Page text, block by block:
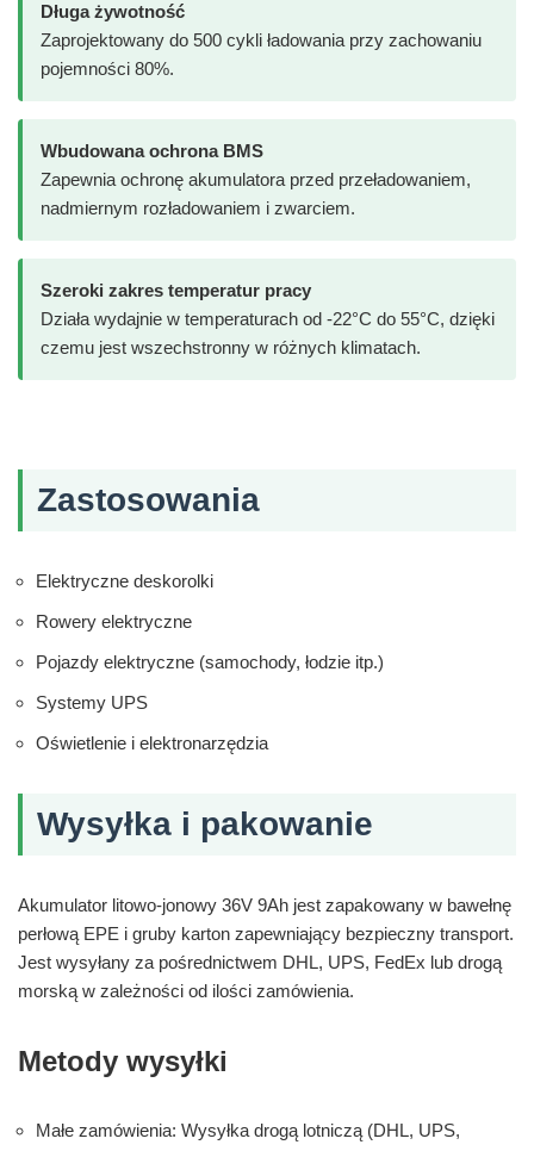
Długa żywotność
Zaprojektowany do 500 cykli ładowania przy zachowaniu
pojemności 80%.
Wbudowana ochrona BMS
Zapewnia ochronę akumulatora przed przeładowaniem,
nadmiernym rozładowaniem i zwarciem.
Szeroki zakres temperatur pracy
Działa wydajnie w temperaturach od -22°C do 55°C, dzięki
czemu jest wszechstronny w różnych klimatach.
Zastosowania
Elektryczne deskorolki
Rowery elektryczne
Pojazdy elektryczne (samochody, łodzie itp.)
Systemy UPS
Oświetlenie i elektronarzędzia
Wysyłka i pakowanie
Akumulator litowo-jonowy 36V 9Ah jest zapakowany w bawełnę
perłową EPE i gruby karton zapewniający bezpieczny transport.
Jest wysyłany za pośrednictwem DHL, UPS, FedEx lub drogą
morską w zależności od ilości zamówienia.
Metody wysyłki
Małe zamówienia: Wysyłka drogą lotniczą (DHL, UPS,